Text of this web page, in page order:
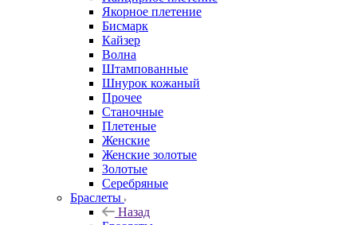
Якорное плетение
Бисмарк
Кайзер
Волна
Штампованные
Шнурок кожаный
Прочее
Станочные
Плетеные
Женские
Женские золотые
Золотые
Серебряные
Браслеты
Назад